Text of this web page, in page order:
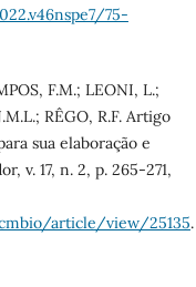
75-
F.M.; LEONI, L.;
RÊGO, R.F. Artigo
sua elaboração e
v. 17, n. 2, p. 265-271,
article/view/25135.